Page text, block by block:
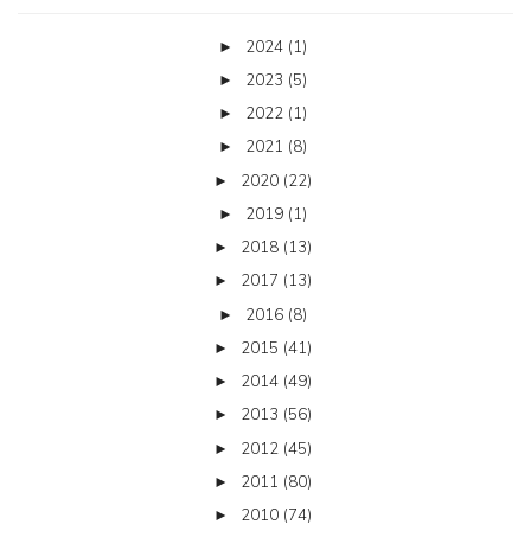
► 2024 (1)
► 2023 (5)
► 2022 (1)
► 2021 (8)
► 2020 (22)
► 2019 (1)
► 2018 (13)
► 2017 (13)
► 2016 (8)
► 2015 (41)
► 2014 (49)
► 2013 (56)
► 2012 (45)
► 2011 (80)
► 2010 (74)